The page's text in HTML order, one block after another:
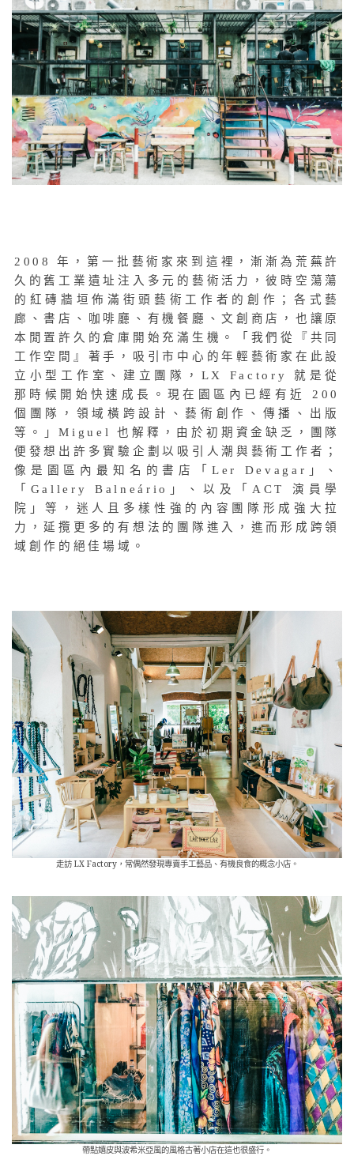
2008 年，第一批藝術家來到這裡，漸漸為荒蕪許
久的舊工業遺址注入多元的藝術活力，彼時空蕩蕩
的紅磚牆垣佈滿街頭藝術工作者的創作；各式藝
廊、書店、咖啡廳、有機餐廳、文創商店，也讓原
本閒置許久的倉庫開始充滿生機。「我們從『共同
工作空間』著手，吸引市中心的年輕藝術家在此設
立小型工作室、建立團隊，LX Factory 就是從
那時候開始快速成長。現在園區內已經有近 200
個團隊，領域橫跨設計、藝術創作、傳播、出版
等。」Miguel 也解釋，由於初期資金缺乏，團隊
便發想出許多實驗企劃以吸引人潮與藝術工作者；
像是園區內最知名的書店「Ler Devagar」、
「Gallery Balneário」、以及「ACT 演員學
院」等，迷人且多樣性強的內容團隊形成強大拉
力，延攬更多的有想法的團隊進入，進而形成跨領
域創作的絕佳場域。
走訪 LX Factory，常偶然發現專賣手工藝品、有機良食的概念小店。
帶點嬉皮與波希米亞風的風格古著小店在這也很盛行。